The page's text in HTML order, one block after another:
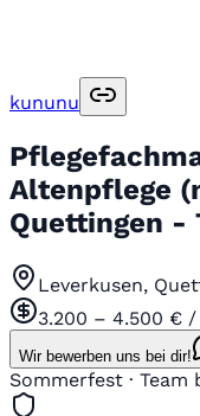
kununu
Altenpflege
Quettingen -
Leverkusen,
3.200 – 4.500 €
Wir bewerben uns bei dir!
Sommerfest · Team